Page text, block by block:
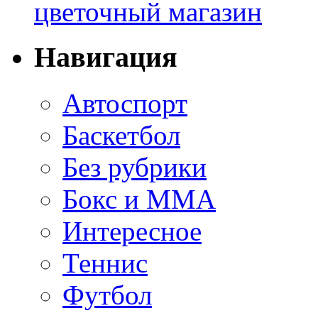
цветочный магазин
Навигация
Автоспорт
Баскетбол
Без рубрики
Бокс и ММА
Интересное
Теннис
Футбол